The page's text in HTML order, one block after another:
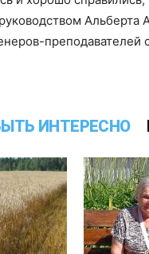
Альберта
преподавателей
ИНТЕРЕСНО